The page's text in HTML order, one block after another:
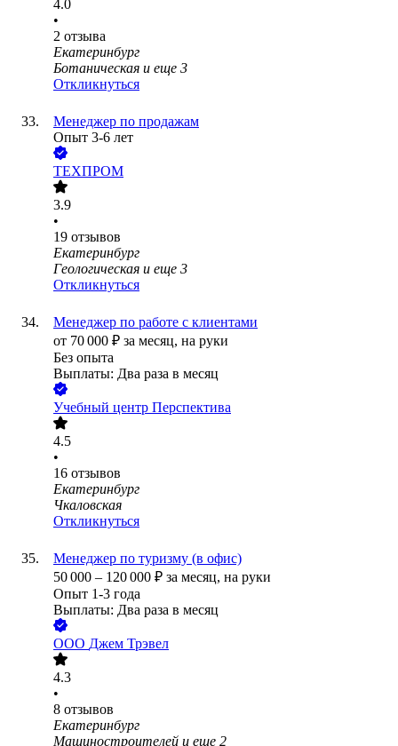
4.0
•
2 отзыва
Екатеринбург
Ботаническая и еще 3
Откликнуться
Менеджер по продажам
Опыт 3-6 лет
ТЕХПРОМ
3.9
•
19 отзывов
Екатеринбург
Геологическая и еще 3
Откликнуться
Менеджер по работе с клиентами
от 70 000 ₽ за месяц, на руки
Без опыта
Выплаты: Два раза в месяц
Учебный центр Перспектива
4.5
•
16 отзывов
Екатеринбург
Чкаловская
Откликнуться
Менеджер по туризму (в офис)
50 000 – 120 000 ₽ за месяц, на руки
Опыт 1-3 года
Выплаты: Два раза в месяц
ООО Джем Трэвел
4.3
•
8 отзывов
Екатеринбург
Машиностроителей и еще 2